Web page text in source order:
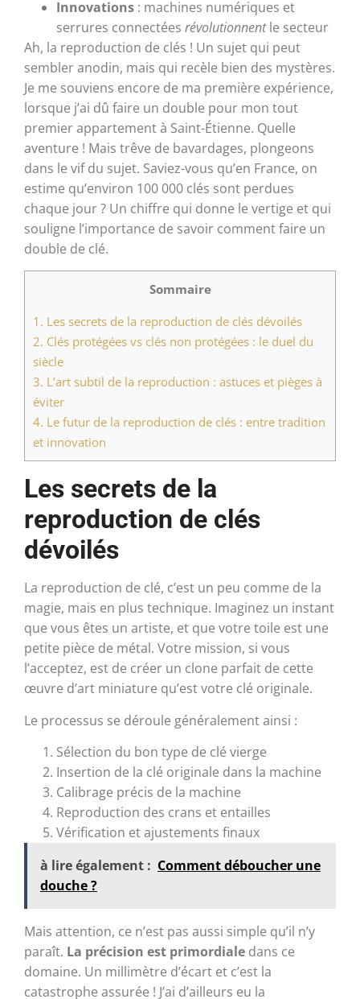
Innovations : machines numériques et
serrures connectées révolutionnentle secteur
Ah, la reproduction de clés ! Un sujet qui peut
sembler anodin, mais qui recèle bien des mystères.
Je me souviens encore de ma première expérience,
lorsque j’ai dû faire un double pour mon tout
premier appartement à Saint-Étienne. Quelle
aventure ! Mais trêve de bavardages, plongeons
dans le vif du sujet. Saviez-vous qu’en France, on
estime qu’environ 100 000 clés sont perdues
chaque jour ? Un chiffre qui donne le vertige et qui
souligne l’importance de savoir comment faire un
double de clé.
Sommaire
1. Les secrets de la reproduction de clés dévoilés
2. Clés protégées vs clés non protégées : le duel du
siècle
3. L’art subtil de la reproduction : astuces et pièges à
éviter
4. Le futur de la reproduction de clés : entre tradition
et innovation
Les secrets de la
reproduction de clés
dévoilés
La reproduction de clé, c’est un peu comme de la
magie, mais en plus technique. Imaginez un instant
que vous êtes un artiste, et que votre toile est une
petite pièce de métal. Votre mission, si vous
l’acceptez, est de créer un clone parfait de cette
œuvre d’art miniature qu’est votre clé originale.
Le processus se déroule généralement ainsi :
Sélection du bon type de clé vierge
Insertion de la clé originale dans la machine
Calibrage précis de la machine
Reproduction des crans et entailles
Vérification et ajustements finaux
à lire également : Comment déboucher une
douche ?
Mais attention, ce n’est pas aussi simple qu’il n’y
paraît. La précision est primordiale dans ce
domaine. Un millimètre d’écart et c’est la
catastrophe assurée ! J’ai d’ailleurs eu la